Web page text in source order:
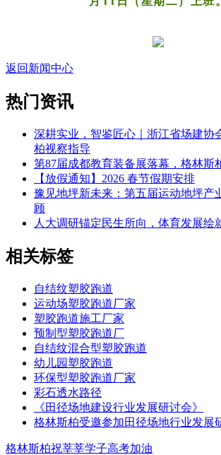
返回新闻中心
热门资讯
深耕实业，智鉴匠心｜浙江省场建协
柏视察指导
第87届成都教育装备展落幕，格林斯
【放假通知】2026 春节假期安排
豫见地坪新未来：第五届运动地坪产
顾
人大调研锚定民生所向，体育发展绘
相关标签
自结纹塑胶跑道
运动场塑胶跑道厂家
塑胶跑道施工厂家
预制型塑胶跑道厂
自结纹混合型塑胶跑道
幼儿园塑胶跑道
环保型塑胶跑道厂家
彩石透水路径
《田径场地建设行业发展研讨会》
格林斯柏受邀参加田径场地行业发展
格林斯柏祝莘莘学子高考加油